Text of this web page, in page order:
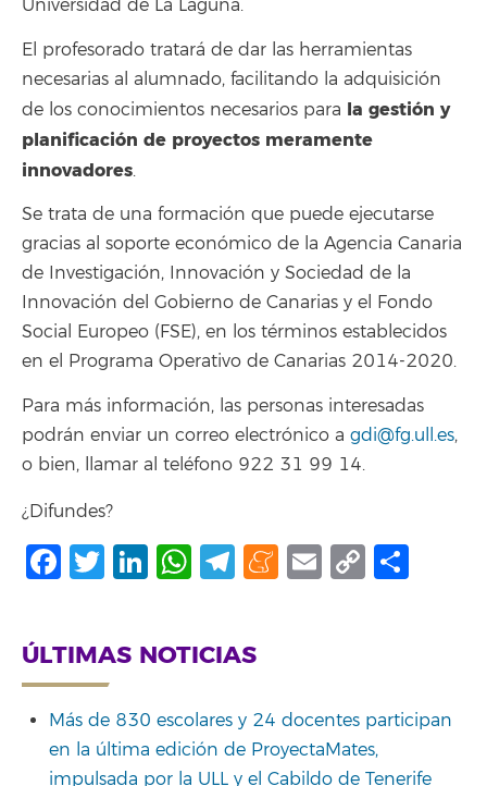
Universidad de La Laguna.
El profesorado tratará de dar las herramientas
necesarias al alumnado, facilitando la adquisición
de los conocimientos necesarios para la gestión y
planificación de proyectos meramente
innovadores.
Se trata de una formación que puede ejecutarse
gracias al soporte económico de la Agencia Canaria
de Investigación, Innovación y Sociedad de la
Innovación del Gobierno de Canarias y el Fondo
Social Europeo (FSE), en los términos establecidos
en el Programa Operativo de Canarias 2014-2020.
Para más información, las personas interesadas
podrán enviar un correo electrónico a gdi@fg.ull.es,
o bien, llamar al teléfono 922 31 99 14.
¿Difundes?
Facebook
Twitter
LinkedIn
WhatsApp
Telegram
Meneame
Email
Copy
ÚLTIMAS NOTICIAS
Más de 830 escolares y 24 docentes participan
en la última edición de ProyectaMates,
impulsada por la ULL y el Cabildo de Tenerife